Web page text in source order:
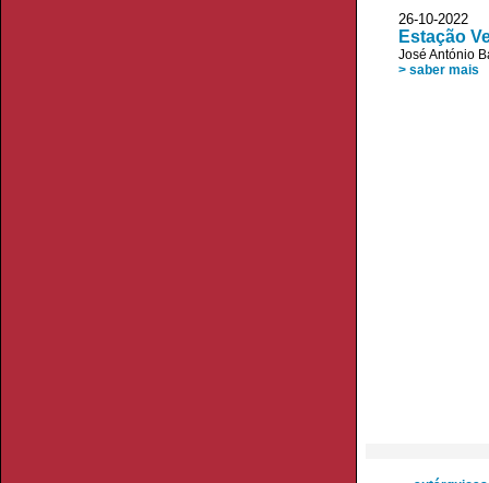
26-10-
Estação
José António
> saber mais